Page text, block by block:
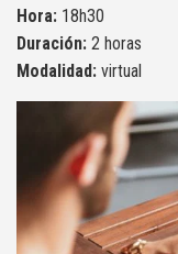
Hora: 18h30
Duración: 2 horas
Modalidad: virtual